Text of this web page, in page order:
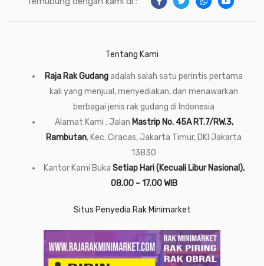
Tentang Kami
Raja Rak Gudangadalah salah satu perintis pertama
kali yang menjual, menyediakan, dan menawarkan
berbagai jenis rak gudang di Indonesia
Alamat Kami : Jalan Mastrip No. 45A RT.7/RW.3,
Rambutan, Kec. Ciracas, Jakarta Timur, DKI Jakarta
13830
Kantor Kami Buka Setiap Hari (Kecuali Libur Nasional),
08.00 – 17.00 WIB
Situs Penyedia Rak Minimarket